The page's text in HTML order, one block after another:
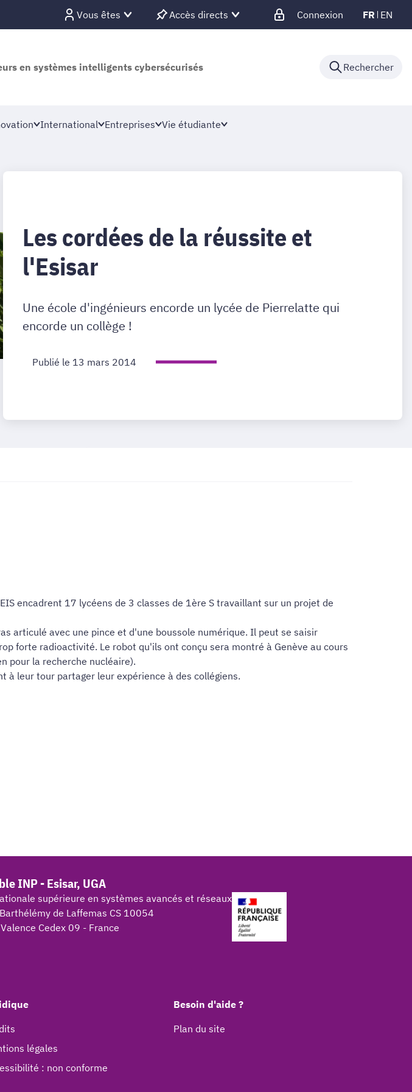
Vous êtes Accès directs Connexion FR EN
en systèmes intelligents cybersécurisés Rechercher
International Entreprises Vie étudiante
Les cordées de la réussite et
l'Esisar
Une école d'ingénieurs encorde un lycée de Pierrelatte qui
encorde un collège !
Publié le 13 mars 2014
encadrent 17 lycéens de 3 classes de 1ère S travaillant sur un projet de
articulé avec une pince et d'une boussole numérique. Il peut se saisir
forte radioactivité. Le robot qu'ils ont conçu sera montré à Genève au cours
pour la recherche nucléaire).
à leur tour partager leur expérience à des collégiens.
INP - Esisar, UGA
supérieure en systèmes avancés et réseaux
de Laffemas CS 10054
Cedex 09 - France
légales
: non conforme
Besoin d'aide ?
Plan du site